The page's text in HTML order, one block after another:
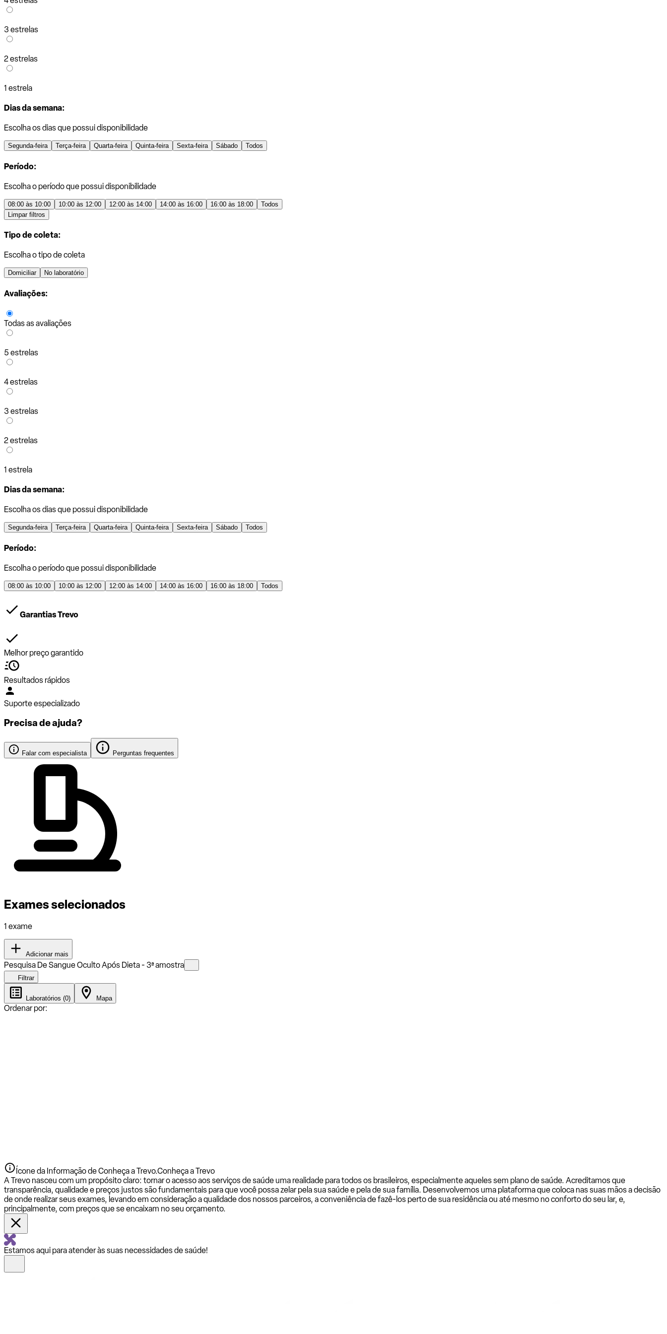
3 estrelas
2 estrelas
1 estrela
Dias da semana:
Escolha os dias que possui disponibilidade
Segunda-feira Terça-feira Quarta-feira Quinta-feira Sexta-feira Sábado Todos
Período:
Escolha o período que possui disponibilidade
08:00 às 10:00 10:00 às 12:00 12:00 às 14:00 14:00 às 16:00 16:00 às 18:00
Todos
Limpar filtros
Tipo de coleta:
Escolha o tipo de coleta
Domiciliar No laboratório
Avaliações:
Todas as avaliações
5 estrelas
4 estrelas
3 estrelas
2 estrelas
1 estrela
Dias da semana:
Escolha os dias que possui disponibilidade
Segunda-feira Terça-feira Quarta-feira Quinta-feira Sexta-feira Sábado Todos
Período:
Escolha o período que possui disponibilidade
08:00 às 10:00 10:00 às 12:00 12:00 às 14:00 14:00 às 16:00 16:00 às 18:00 Todos
Garantias Trevo
Melhor preço garantido
Resultados rápidos
Suporte especializado
Precisa de ajuda?
Falar com especialista Perguntas frequentes
Exames selecionados
1 exame
Adicionar mais
Pesquisa De Sangue Oculto Após Dieta - 3ª amostra
Filtrar
Laboratórios (0) Mapa
Ordenar por:
Ícone da Informação de Conheça a Trevo.Conheça a Trevo
A Trevo nasceu com um propósito claro: tornar o acesso aos serviços de saúde uma realidade para todos os brasileiros, especialmente aqueles sem plano de saúde. Acreditamos que
transparência, qualidade e preços justos são fundamentais para que você possa zelar pela sua saúde e pela de sua família. Desenvolvemos uma plataforma que coloca nas suas mãos a decisão
de onde realizar seus exames, levando em consideração a qualidade dos nossos parceiros, a conveniência de fazê-los perto de sua residência ou até mesmo no conforto do seu lar, e,
principalmente, com preços que se encaixam no seu orçamento.
Estamos aqui para atender às suas necessidades de saúde!